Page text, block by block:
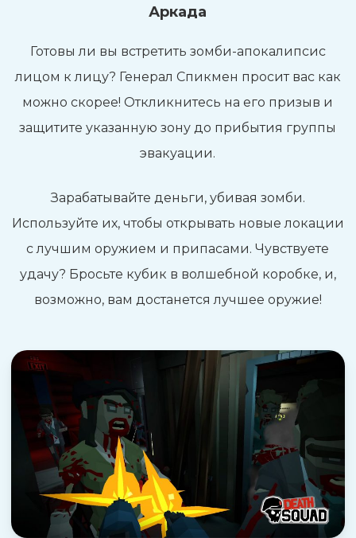
Аркада
Готовы ли вы встретить зомби-апокалипсис
лицом к лицу? Генерал Спикмен просит вас как
можно скорее! Откликнитесь на его призыв и
защитите указанную зону до прибытия группы
эвакуации.
Зарабатывайте деньги, убивая зомби.
Используйте их, чтобы открывать новые локации
с лучшим оружием и припасами. Чувствуете
удачу? Бросьте кубик в волшебной коробке, и,
возможно, вам достанется лучшее оружие!